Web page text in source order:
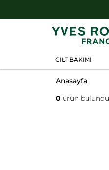
CİLT BAKIMI
Anasayfa
0 ürün bulundu